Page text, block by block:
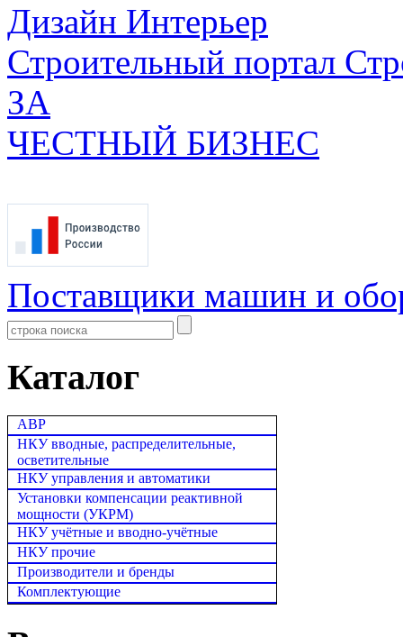
Дизайн Интерьер
Строительный портал
ЗА
ЧЕСТНЫЙ БИЗНЕС
Поставщики машин и
Каталог
АВР
НКУ вводные, распределительные,
осветительные
НКУ управления и автоматики
Установки компенсации реактивной
мощности (УКРМ)
НКУ учётные и вводно-учётные
НКУ прочие
Производители и бренды
Комплектующие